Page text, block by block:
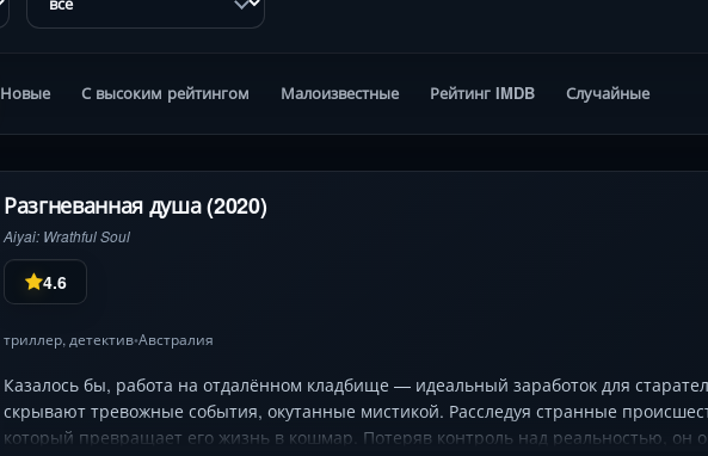
Новые С высоким рейтингом Малоизвестные Рейтинг IMDB Случайные
Разгневанная душа (2020)
Aiyai: Wrathful Soul
4.6
триллер, детектив•Австралия
Казалось бы, работа на отдалённом кладбище — идеальный заработок для
скрывают тревожные события, окутанные мистикой. Расследуя странные
который превращает его жизнь в кошмар. Потеряв контроль над реальностью, он